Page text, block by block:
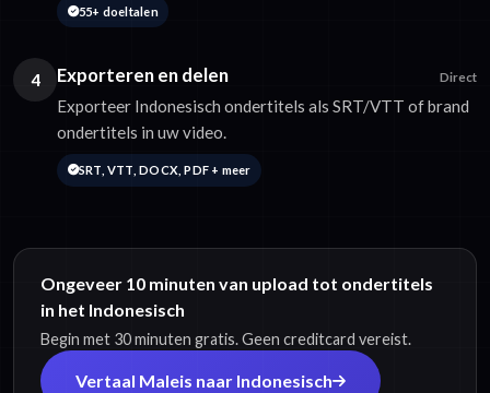
55+ doeltalen
4 Exporteren en delen Direct
Exporteer Indonesisch ondertitels als SRT/VTT of brand
ondertitels in uw video.
SRT, VTT, DOCX, PDF + meer
Ongeveer 10 minuten van upload tot ondertitels
in het Indonesisch
Begin met 30 minuten gratis. Geen creditcard vereist.
Vertaal Maleis naar Indonesisch